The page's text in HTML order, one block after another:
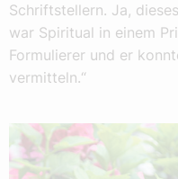
Schriftstellern. Ja,
war Spiritual in einem
Formulierer und er
vermitteln.“